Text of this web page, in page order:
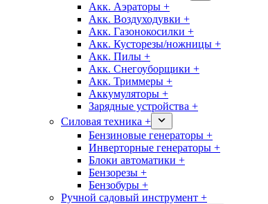
Акк. Аэраторы +
Акк. Воздуходувки +
Акк. Газонокосилки +
Акк. Кусторезы/ножницы +
Акк. Пилы +
Акк. Снегоуборщики +
Акк. Триммеры +
Аккумуляторы +
Зарядные устройства +
Силовая техника +
Бензиновые генераторы +
Инверторные генераторы +
Блоки автоматики +
Бензорезы +
Бензобуры +
Ручной садовый инструмент +